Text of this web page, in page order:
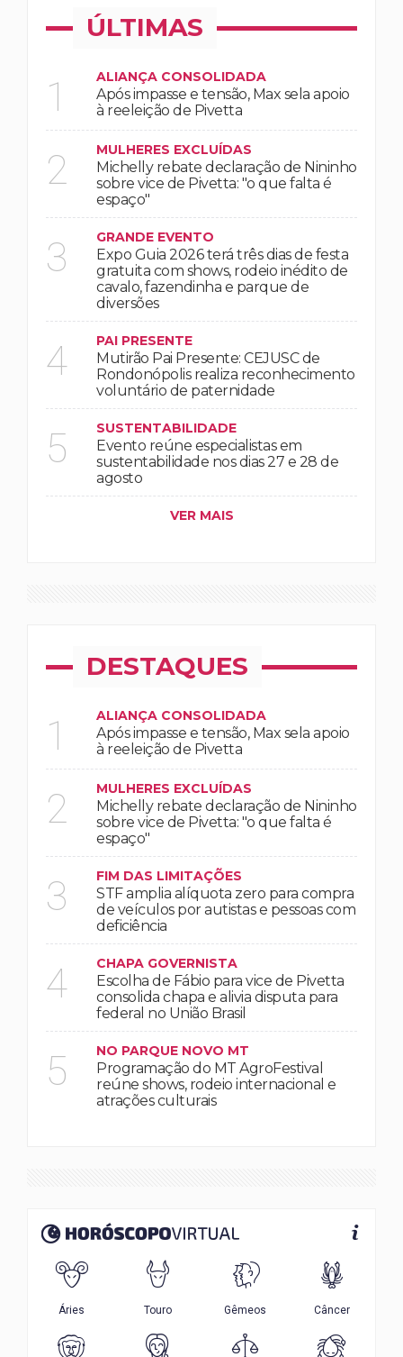
ÚLTIMAS
1 ALIANÇA CONSOLIDADA
Após impasse e tensão, Max sela apoio
à reeleição de Pivetta
2 MULHERES EXCLUÍDAS
Michelly rebate declaração de Nininho
sobre vice de Pivetta: "o que falta é
espaço"
3 GRANDE EVENTO
Expo Guia 2026 terá três dias de festa
gratuita com shows, rodeio inédito de
cavalo, fazendinha e parque de
diversões
4 PAI PRESENTE
Mutirão Pai Presente: CEJUSC de
Rondonópolis realiza reconhecimento
voluntário de paternidade
5 SUSTENTABILIDADE
Evento reúne especialistas em
sustentabilidade nos dias 27 e 28 de
agosto
VER MAIS
DESTAQUES
1 ALIANÇA CONSOLIDADA
Após impasse e tensão, Max sela apoio
à reeleição de Pivetta
2 MULHERES EXCLUÍDAS
Michelly rebate declaração de Nininho
sobre vice de Pivetta: "o que falta é
espaço"
3 FIM DAS LIMITAÇÕES
STF amplia alíquota zero para compra
de veículos por autistas e pessoas com
deficiência
4 CHAPA GOVERNISTA
Escolha de Fábio para vice de Pivetta
consolida chapa e alivia disputa para
federal no União Brasil
5 NO PARQUE NOVO MT
Programação do MT AgroFestival
reúne shows, rodeio internacional e
atrações culturais